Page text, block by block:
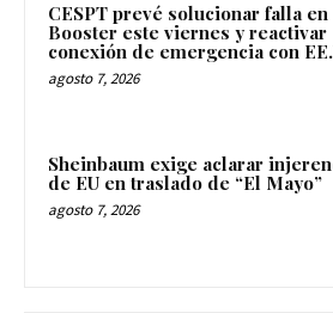
CESPT prevé solucionar falla en
Booster este viernes y reactivar
conexión de emergencia con
agosto 7, 2026
Sheinbaum exige aclarar
de EU en traslado de “El Mayo”
agosto 7, 2026